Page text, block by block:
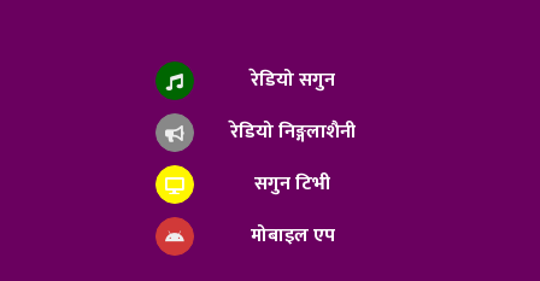
रेडियो सगुन
रेडियो निङ्गलाशैनी
सगुन टिभी
मोबाइल एप